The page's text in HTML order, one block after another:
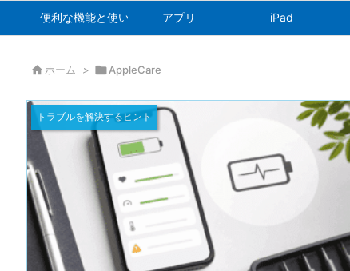
便利な機能と使い方 アプリ iPad
 ホーム > AppleCare
トラブルを解決するヒント